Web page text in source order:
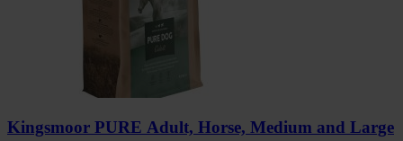
Kingsmoor PURE Adult, Horse, Medium and Large